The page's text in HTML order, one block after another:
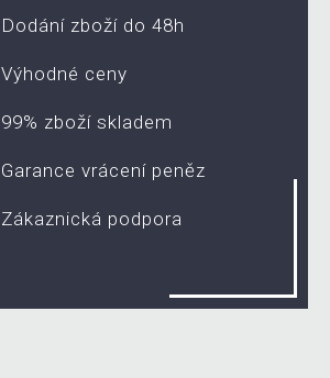
Dodání zboží do 48h
Výhodné ceny
99% zboží skladem
Garance vrácení peněz
Zákaznická podpora